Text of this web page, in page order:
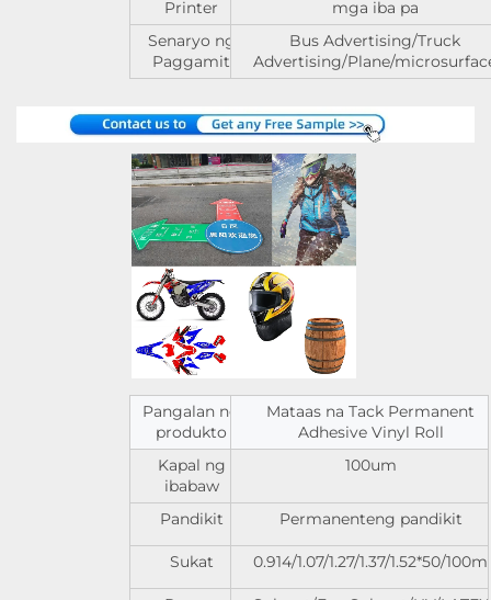
Printer
mga iba pa
Senaryo ng
Paggamit
Bus Advertising/Truck
Advertising/Plane/
Pangalan ng
produkto
Mataas na Tack Permanent
Adhesive Vinyl Roll
Kapal ng
ibabaw
100um
Pandikit Permanenteng pandikit
Sukat 0.914/1.07/1.27/1.37/1.52*50/100m